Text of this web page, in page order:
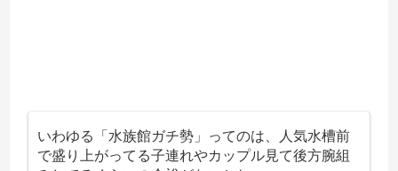
いわゆる「水族館ガチ勢」ってのは、人気水槽前
で盛り上がってる子連れやカップル見て後方腕組